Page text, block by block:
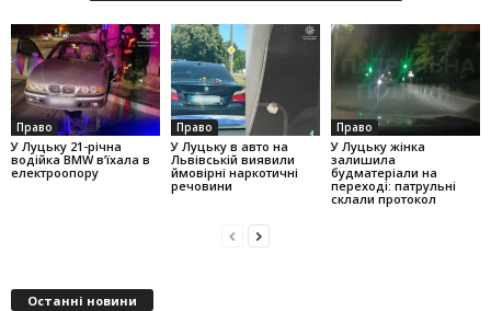
Право
У Луцьку 21-річна
водійка BMW в’їхала в
електроопору
Право
У Луцьку в авто на
Львівській виявили
ймовірні наркотичні
речовини
Право
У Луцьку жінка
залишила
будматеріали на
переході: патрульні
склали протокол
Останні новини